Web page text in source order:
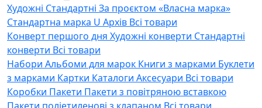
Художні Стандартні За проєктом «Власна марка»
Стандартна марка U Архів Всі товари
Конверт першого дня Художні конверти Стандартні
конверти Всі товари
Набори Альбоми для марок Книги з марками Буклети
з марками Картки Каталоги Аксесуари Всі товари
Коробки Пакети Пакети з повітряною вставкою
Пакети поліетиленові з клапаном Всі товари